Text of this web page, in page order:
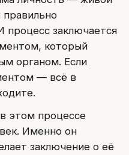
заключается
который
органом. Если
— всё в
этом процессе
Именно он
заключение о её